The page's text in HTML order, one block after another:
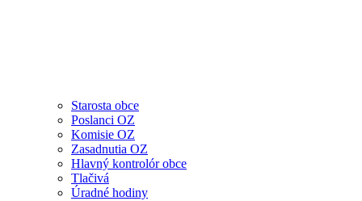
Starosta obce
Poslanci OZ
Komisie OZ
Zasadnutia OZ
Hlavný kontrolór obce
Tlačivá
Úradné hodiny